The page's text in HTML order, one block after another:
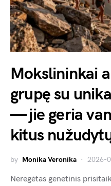
Mokslininkai
grupę su
— jie geria
kitus
by Monika Veronika 2026-
Neregėtas genetinis